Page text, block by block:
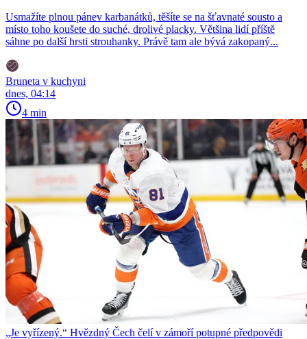
Usmažíte plnou pánev karbanátků, těšíte se na šťavnaté sousto a
místo toho koušete do suché, drolivé placky. Většina lidí příště
sáhne po další hrsti strouhanky. Právě tam ale bývá zakopaný...
Bruneta v kuchyni
dnes, 04:14
4 min
„Je vyřízený.“ Hvězdný Čech čelí v zámoří potupné předpovědi